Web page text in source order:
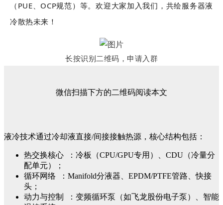
（PUE、OCP规范）等。欢迎大家加入我们，共绘服务器液
冷散热未来！
长按识别二维码，申请入群
微信扫描下方的二维码阅读本文
液冷技术通过冷却液直接/间接接触热源，核心结构包括：
热交换核心 ：冷板（CPU/GPU专用）、CDU（冷量分
配单元）；
循环网络 ：Manifold分液器、EPDM/PTFE管路、快接
头；
动力与控制 ：变频循环泵（如飞龙股份电子泵）、智能